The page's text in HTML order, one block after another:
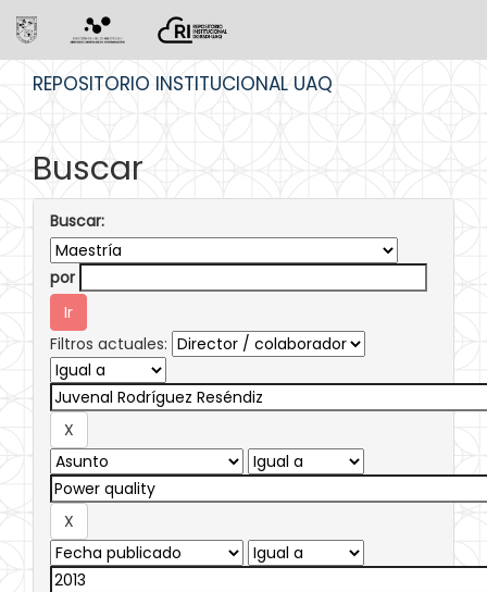
REPOSITORIO INSTITUCIONAL UAQ
Buscar
Buscar:
por
Filtros actuales: